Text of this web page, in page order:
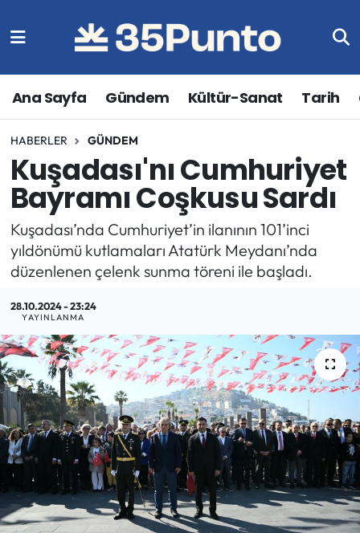
Ana Sayfa Gündem Kültür-Sanat Tarih
HABERLER GÜNDEM
Kuşadası'nı Cumhuriyet
Bayramı Coşkusu Sardı
Kuşadası’nda Cumhuriyet’in ilanının 101’inci
yıldönümü kutlamaları Atatürk Meydanı’nda
düzenlenen çelenk sunma töreni ile başladı.
28.10.2024 - 23:24
YAYINLANMA